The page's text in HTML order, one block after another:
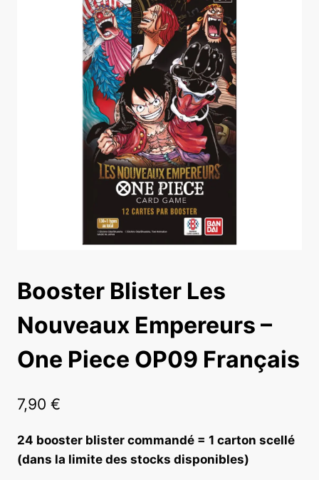
Booster Blister Les
Nouveaux Empereurs –
One Piece OP09 Français
7,90 €
24 booster blister commandé = 1 carton scellé
(dans la limite des stocks disponibles)